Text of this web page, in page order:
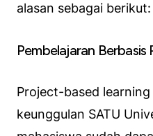
alasan sebagai berikut:
Pembelajaran Berbasis
Project-based
keunggulan SATU